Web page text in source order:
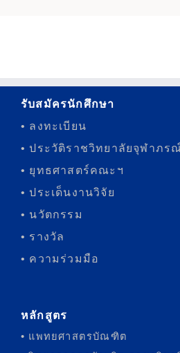
รับสมัครนักศึกษา
• ลงทะเบียน
• ประวัติราชวิทยาลัยจุฬาภร
• ยุทธศาสตร์คณะฯ
• ประเด็นงานวิจัย
• นวัตกรรม
• รางวัล
• ความร่วมมือ
หลักสูตร
• แพทยศาสตรบัณฑิต